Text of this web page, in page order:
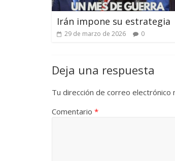
Irán impone su estrategia
29 de marzo de 2026 0
Deja una respuesta
Tu dirección de correo electrónico
Comentario *